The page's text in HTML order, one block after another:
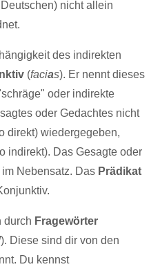
nicht allein
des indirekten
(facias). Er nennt dieses
oder indirekte
oder Gedachtes nicht
direkt) wiedergegeben,
indirekt). Das Gesagte oder
Nebensatz. Das Prädikat
durch Fragewörter
). Diese sind dir von den
Du kennst